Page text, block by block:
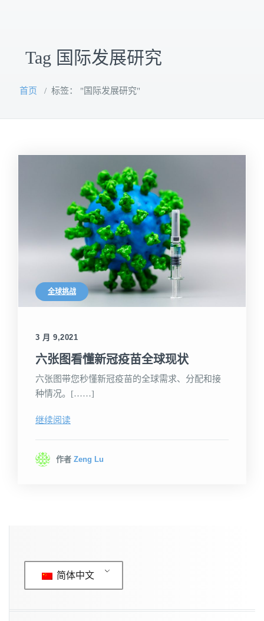
Tag 国际发展研究
首页 / 标签： "国际发展研究"
全球挑战
3 月 9,2021
六张图看懂新冠疫苗全球现状
六张图带您秒懂新冠疫苗的全球需求、分配和接
种情况。[……]
继续阅读
作者 Zeng Lu
简体中文